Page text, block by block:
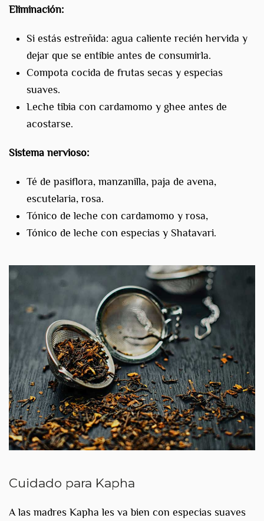
Eliminación:
Si estás estreñida: agua caliente recién hervida y
dejar que se entibie antes de consumirla.
Compota cocida de frutas secas y especias
suaves.
Leche tibia con cardamomo y ghee antes de
acostarse.
Sistema nervioso:
Té de pasiflora, manzanilla, paja de avena,
escutelaria, rosa.
Tónico de leche con cardamomo y rosa,
Tónico de leche con especias y Shatavari.
Cuidado para Kapha
A las madres Kapha les va bien con especias suaves